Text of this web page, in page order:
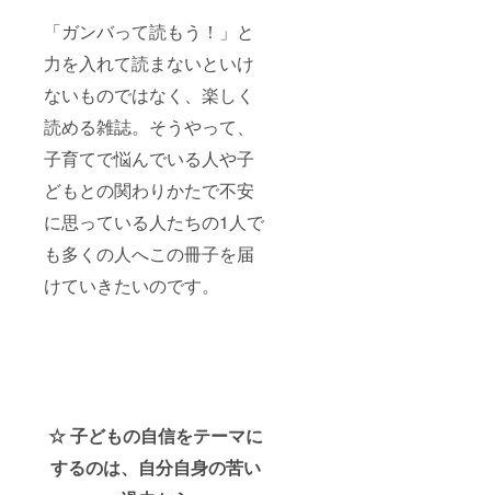
「ガンバって読もう！」と
力を入れて読まないといけ
ないものではなく、楽しく
読める雑誌。そうやって、
子育てで悩んでいる人や子
どもとの関わりかたで不安
に思っている人たちの1人で
も多くの人へこの冊子を届
けていきたいのです。
☆ 子どもの自信をテーマに
するのは、自分自身の苦い